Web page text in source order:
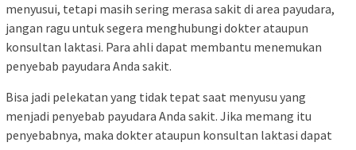
menyusui, tetapi masih sering merasa sakit di area payudara,
jangan ragu untuk segera menghubungi dokter ataupun
konsultan laktasi. Para ahli dapat membantu menemukan
penyebab payudara Anda sakit.
Bisa jadi pelekatan yang tidak tepat saat menyusu yang
menjadi penyebab payudara Anda sakit. Jika memang itu
penyebabnya, maka dokter ataupun konsultan laktasi dapat